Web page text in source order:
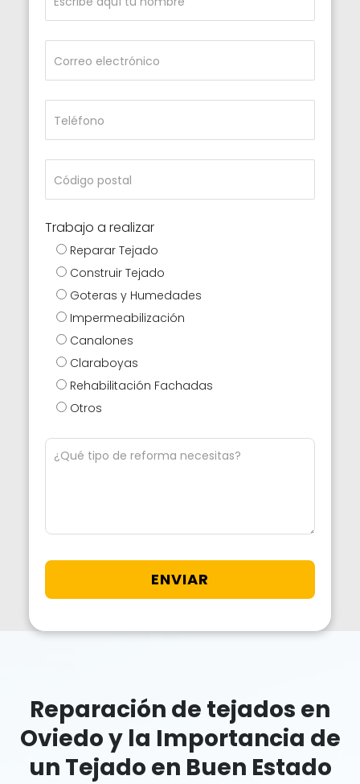
Trabajo a realizar
Reparar Tejado
Construir Tejado
Goteras y Humedades
Impermeabilización
Canalones
Claraboyas
Rehabilitación Fachadas
Otros
Reparación de tejados en
Oviedo y la Importancia de
un Tejado en Buen Estado